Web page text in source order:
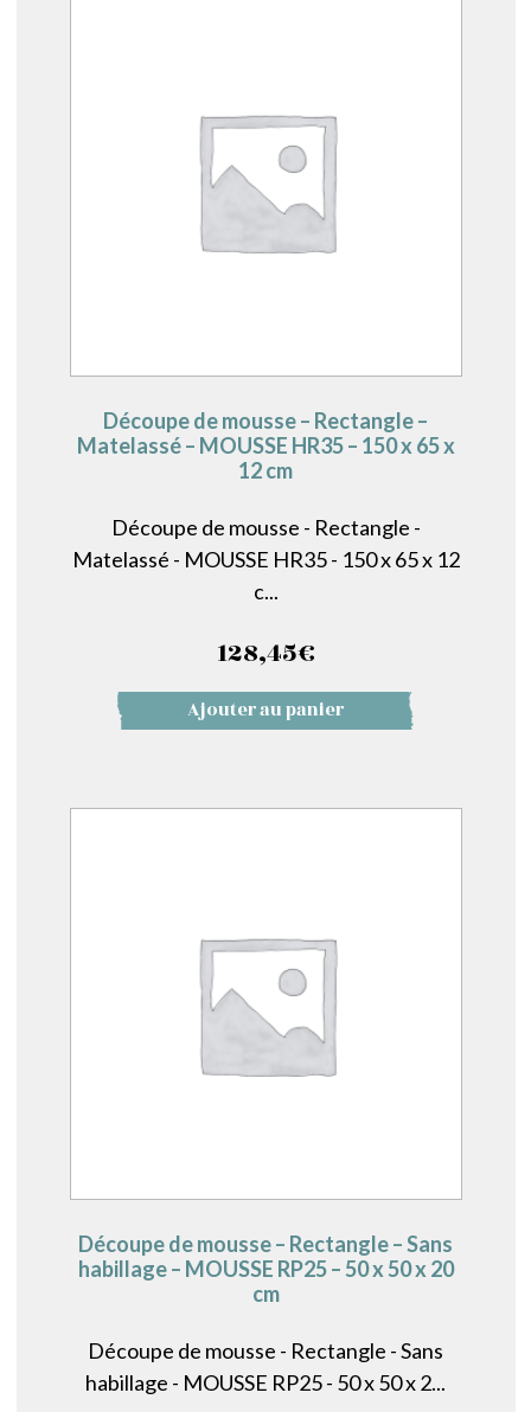
Découpe de mousse – Rectangle –
Matelassé – MOUSSE HR35 – 150 x 65 x
12 cm
Découpe de mousse - Rectangle -
Matelassé - MOUSSE HR35 - 150 x 65 x 12
c...
128,45€
Ajouter au panier
Découpe de mousse – Rectangle – Sans
habillage – MOUSSE RP25 – 50 x 50 x 20
cm
Découpe de mousse - Rectangle - Sans
habillage - MOUSSE RP25 - 50 x 50 x 2...